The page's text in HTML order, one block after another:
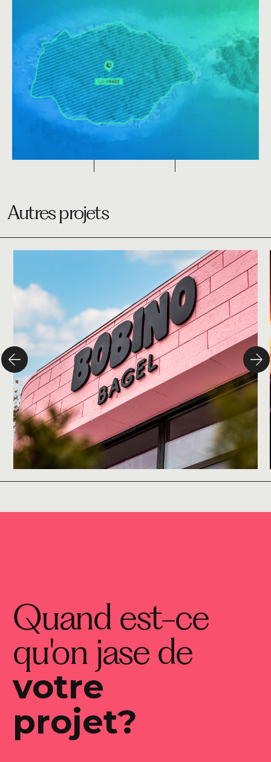
Autres projets
Bobino Bagel
Design
Marque
Campagne
Quand est-ce
qu'on jase de
votre
projet?